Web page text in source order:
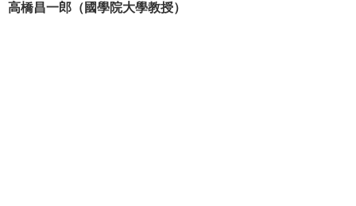
高橋昌一郎（國學院大學教授）